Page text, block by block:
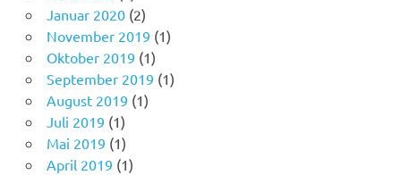
Januar 2020(2)
November 2019 (1)
Oktober 2019 (1)
September 2019 (1)
August 2019 (1)
Juli 2019 (1)
Mai 2019 (1)
April 2019 (1)